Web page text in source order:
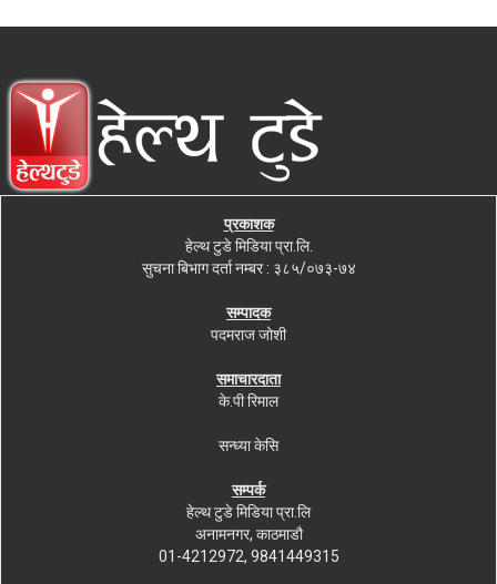
प्रकाशक
हेल्थ टुडे मिडिया प्रा.लि.
सुचना बिभाग दर्ता नम्बर : ३८५/०७३-७४
सम्पादक
पदमराज जोशी
समाचारदाता
के.पी रिमाल
सन्ध्या केसि
सम्पर्क
हेल्थ टुडे मिडिया प्रा.लि
अनामनगर, काठमाडौ
01-4212972, 9841449315